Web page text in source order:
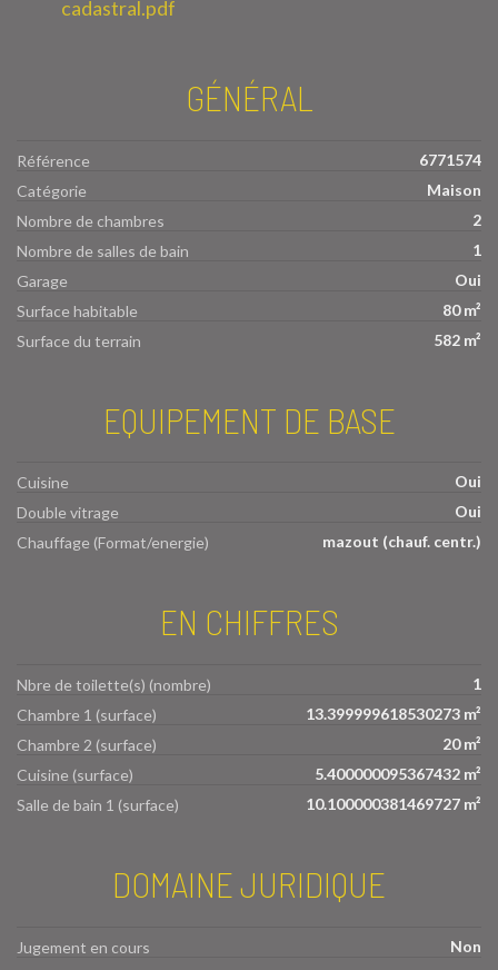
cadastral.pdf
GÉNÉRAL
Référence
6771574
Catégorie
Maison
Nombre de chambres
2
Nombre de salles de bain
1
Garage
Oui
Surface habitable
80 m²
Surface du terrain
582 m²
EQUIPEMENT DE BASE
Cuisine
Oui
Double vitrage
Oui
Chauffage (Format/energie)
mazout (chauf. centr.)
EN CHIFFRES
Nbre de toilette(s) (nombre)
1
Chambre 1 (surface)
13.399999618530273 m²
Chambre 2 (surface)
20 m²
Cuisine (surface)
5.400000095367432 m²
Salle de bain 1 (surface)
10.100000381469727 m²
DOMAINE JURIDIQUE
Jugement en cours
Non